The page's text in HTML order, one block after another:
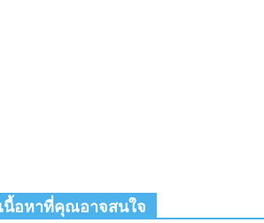
เนื้อหาที่คุณอาจสนใจ